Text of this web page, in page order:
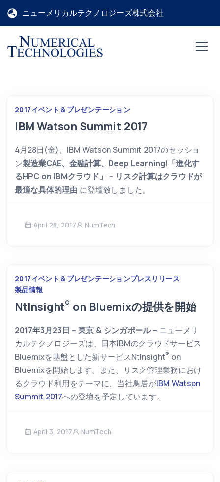
ニューメリカルテクノロジーズ株式会社
2017イベント＆プレゼンテーション
IBM Watson Summit 2017
4月28日(金)、IBM Watson Summit 2017のセッショ
ン製造業CAE、金融計算、Deep Learning!「進化す
るHPC on IBMクラウド」 – リスク計算はクラウドが
最適な具体的理由 に登壇致しました。
April 28, 2017 NumTech
2017イベント＆プレゼンテーションプレスリリース
製品情報
NtInsight® on Bluemixの提供を開始
2017年3月23日 – 東京 & シンガポール– ニューメリ
カルテクノロジーズは、日本IBMのクラウドサービス
Bluemixを基盤とした新サービスNtInsight® on
Bluemixを開始します。また、リスク管理業務におけ
るクラウド利用をテーマに、当社鳥居がIBM Watson
Summit 2017への登壇を予定しています。
April 3, 2017 NumTech